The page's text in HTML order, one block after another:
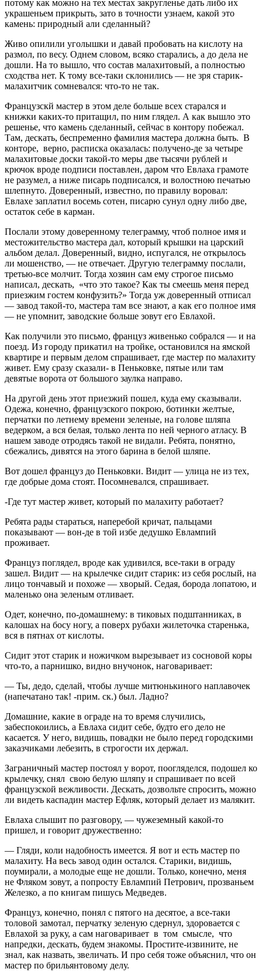
потому как можно на тех местах закругленье дать либо их
украшеньем прикрыть, зато в точности узнаем, какой это
камень: природный али сделанный?
Живо опилили уголышки и давай пробовать на кислоту на
размол, по весу. Однем словом, всяко старались, а до дела не
дошли. На то вышло, что состав малахитовый, а полностью
сходства нет. К тому все-таки склонились — не зря старик-
малахитчик сомневался: что-то не так.
Французскй мастер в этом деле больше всех старался и
книжки каких-то притащил, по ним глядел. А как вышло это
решенье, что камень сделанный, сейчас в контору побежал.
Там, дескать, беспременно фамилия мастера должна быть. В
конторе, верно, расписка оказалась: получено-де за четыре
малахитовые доски такой-то меры две тысячи рублей и
крючок вроде подписи поставлен, даром что Евлаха грамоте
не разумел, а ниже писарь подписался, и волостною печатью
шлепнуто. Доверенный, известно, по правилу воровал:
Евлахе заплатил восемь сотен, писарю сунул одну либо две,
остаток себе в карман.
Послали этому доверенному телеграмму, чтоб полное имя и
местожительство мастера дал, который крышки на царский
альбом делал. Доверенный, видно, испугался, не открылось
ли мошенство, — не отвечает. Другую телеграмму послали,
третью-все молчит. Тогда хозяин сам ему строгое письмо
написал, дескать, «что это такое? Как ты смеешь меня перед
приезжим гостем конфузить?» Тогда уж доверенный отписал
— завод такой-то, мастера там все знают, а как его полное имя
— не упомнит, заводские больше зовут его Евлахой.
Как получили это письмо, француз живенько собрался — и на
поезд. Из городу прикатил на тройке, остановился на ямской
квартире и первым делом спрашивает, где мастер по малахиту
живет. Ему сразу сказали- в Пеньковке, пятые или там
девятые ворота от большого заулка направо.
На другой день этот приезжий пошел, куда ему сказывали.
Одежа, конечно, французского покрою, ботинки желтые,
перчатки по летнему времени зеленые, на голове шляпа
ведерком, а вся белая, только лента по ней черного атласу. В
нашем заводе отродясь такой не видали. Ребята, понятно,
сбежались, дивятся на этого барина в белой шляпе.
Вот дошел француз до Пеньковки. Видит — улица не из тех,
где добрые дома стоят. Посомневался, спрашивает.
-Где тут мастер живет, который по малахиту работает?
Ребята рады стараться, наперебой кричат, пальцами
показывают — вон-де в той избе дедушко Евлампий
проживает.
Француз поглядел, вроде как удивился, все-таки в ограду
зашел. Видит — на крылечке сидит старик: из себя рослый, на
лицо тончавый и похоже — хворый. Седая, борода лопатою, и
маленько она зеленым отливает.
Одет, конечно, по-домашнему: в тиковых подштанниках, в
калошах на босу ногу, а поверх рубахи жилеточка старенька,
вся в пятнах от кислоты.
Сидит этот старик и ножичком вырезывает из сосновой коры
что-то, а парнишко, видно внучонок, наговаривает:
— Ты, дедо, сделай, чтобы лучше митюнькиного наплавочек
(напечатано так! -прим. ск.) был. Ладно?
Домашние, какие в ограде на то время случились,
забеспокоились, а Евлаха сидит себе, будто его дело не
касается. У него, видишь, повадки не было перед городскими
заказчиками лебезить, в строгости их держал.
Заграничный мастер постоял у ворот, поогляделся, подошел ко
крылечку, снял свою белую шляпу и спрашивает по всей
французской вежливости. Дескать, дозвольте спросить, можно
ли видеть каспадин мастер Ефляк, который делает из малякит.
Евлаха слышит по разговору, — чужеземный какой-то
пришел, и говорит дружественно:
— Гляди, коли надобность имеется. Я вот и есть мастер по
малахиту. На весь завод один остался. Старики, видишь,
поумирали, а молодые еще не дошли. Только, конечно, меня
не Фляком зовут, а попросту Евлампий Петрович, прозваньем
Железко, а по книгам пишусь Медведев.
Француз, конечно, понял с пятого на десятое, а все-таки
толовой замотал, перчатку зеленую сдернул, здоровается с
Евлахой за руку, а сам наговаривает в том смысле, что
напредки, дескать, будем знакомы. Простите-извините, не
знал, как назвать, звеличать. И про себя тоже объяснил, что он
мастер по брильянтовому делу.